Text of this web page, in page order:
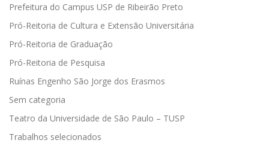
Prefeitura do Campus USP de Ribeirão Preto
Pró-Reitoria de Cultura e Extensão Universitária
Pró-Reitoria de Graduação
Pró-Reitoria de Pesquisa
Ruínas Engenho São Jorge dos Erasmos
Sem categoria
Teatro da Universidade de São Paulo – TUSP
Trabalhos selecionados